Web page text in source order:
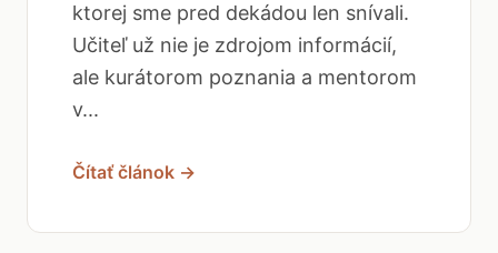
ktorej sme pred dekádou len snívali.
Učiteľ už nie je zdrojom informácií,
ale kurátorom poznania a mentorom
v...
Čítať článok →